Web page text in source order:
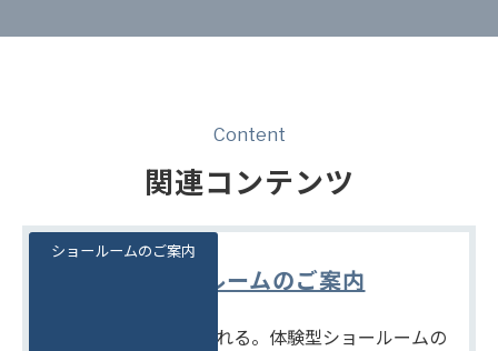
Content
関連コンテンツ
ショールームのご案内
見て、触れて、比べられる。体験型ショールームの
ショールームのご案内